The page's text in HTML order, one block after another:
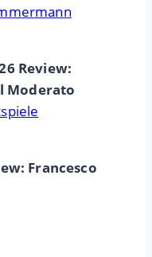
Review:
Moderato
Francesco